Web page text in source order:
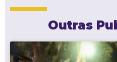
Outras